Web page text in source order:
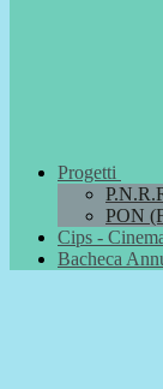
Progetti
PON
Cips -
Bacheca